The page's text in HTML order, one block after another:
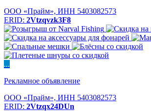
ООО «Прайм», ИНН 5403082573
ERID: 2Vtzqvzk3F8
...
Рекламное объявление
ООО «Прайм», ИНН 5403082573
ERID: 2Vtzqx24DUn